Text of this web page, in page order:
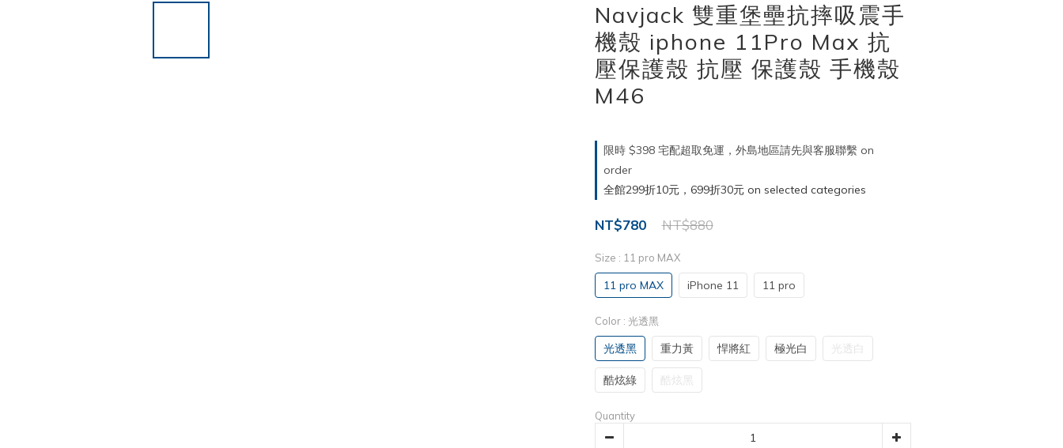
Navjack 雙重堡壘抗摔吸震手
機殼 iphone 11Pro Max 抗
壓保護殼 抗壓 保護殼 手機殼
M46
限時 $398 宅配超取免運，外島地區請先與客服聯繫 on
order
全館299折10元，699折30元 on selected categories
NT$880
NT$780
Size : 11 pro MAX
11 pro MAX iPhone 11 11 pro
Color : 光透黑
光透黑 重力黃 悍將紅 極光白 光透白
酷炫綠 酷炫黑
Quantity